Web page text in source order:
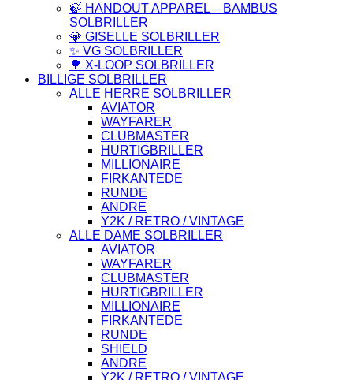
🍃 HANDOUT APPAREL – BAMBUS
SOLBRILLER
💎 GISELLE SOLBRILLER
✨ VG SOLBRILLER
🌳 X-LOOP SOLBRILLER
BILLIGE SOLBRILLER
ALLE HERRE SOLBRILLER
AVIATOR
WAYFARER
CLUBMASTER
HURTIGBRILLER
MILLIONAIRE
FIRKANTEDE
RUNDE
ANDRE
Y2K / RETRO / VINTAGE
ALLE DAME SOLBRILLER
AVIATOR
WAYFARER
CLUBMASTER
HURTIGBRILLER
MILLIONAIRE
FIRKANTEDE
RUNDE
SHIELD
ANDRE
Y2K / RETRO / VINTAGE